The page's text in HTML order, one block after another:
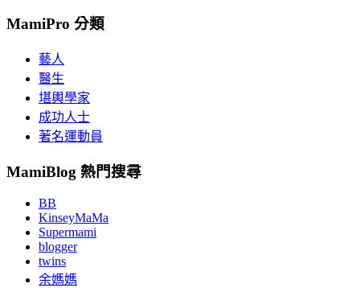
MamiPro 分類
藝人
醫生
堪輿學家
成功人士
著名運動員
MamiBlog 熱門搜尋
BB
KinseyMaMa
Supermami
blogger
twins
余媽媽